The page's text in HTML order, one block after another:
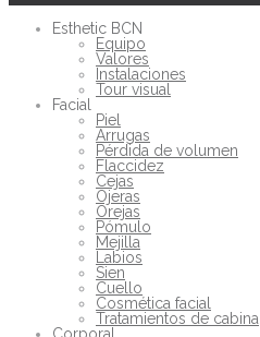
Esthetic BCN
Equipo
Valores
Instalaciones
Tour visual
Facial
Piel
Arrugas
Pérdida de volumen
Flaccidez
Cejas
Ojeras
Orejas
Pómulo
Mejilla
Labios
Sien
Cuello
Cosmética facial
Tratamientos de cabina